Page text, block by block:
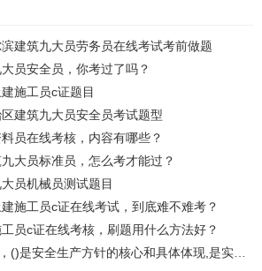
建筑九大员劳务员在线考试考前做题
员安全员，你考过了吗？
施工员c证题目
建筑九大员安全员考试题型
员在线考核，内容有哪些？
大员标准员，怎么考才能过？
员机械员测试题目
施工员c证在线考试，到底难不难考？
员c证在线考核，刷题用什么方法好？
生产方针的核心和具体体现,是实现安全生产的根本途径。